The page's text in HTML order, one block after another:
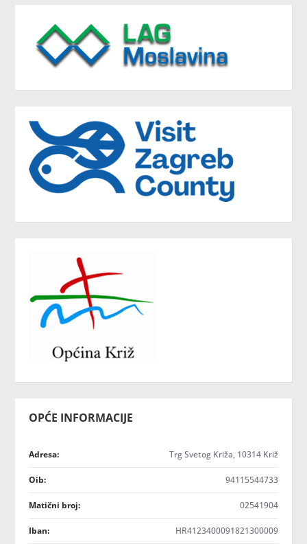
OPĆE INFORMACIJE
Adresa: Trg Svetog Križa, 10314 Križ
Oib: 94115544733
Matični broj: 02541904
Iban: HR4123400091821300009